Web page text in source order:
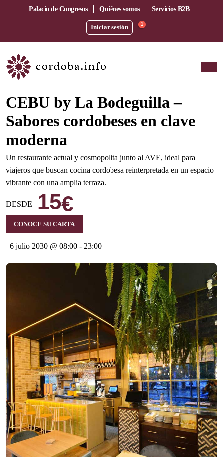
Palacio de Congresos Quiénes somos Servicios B2B
Iniciar sesión 1
CEBU by La Bodeguilla –
Sabores cordobeses en clave
moderna
Un restaurante actual y cosmopolita junto al AVE, ideal para
viajeros que buscan cocina cordobesa reinterpretada en un espacio
vibrante con una amplia terraza.
DESDE 15€
CONOCE SU CARTA
6 julio 2030 @ 08:00 - 23:00